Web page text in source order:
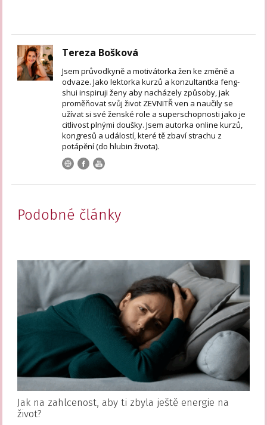
Tereza Bošková
Jsem průvodkyně a motivátorka žen ke změně a
odvaze. Jako lektorka kurzů a konzultantka feng-
shui inspiruji ženy aby nacházely způsoby, jak
proměňovat svůj život ZEVNITŘ ven a naučily se
užívat si své ženské role a superschopnosti jako je
citlivost plnými doušky. Jsem autorka online kurzů,
kongresů a událostí, které tě zbaví strachu z
potápění (do hlubin života).
Podobné články
Jak na zahlcenost, aby ti zbyla ještě energie na
život?